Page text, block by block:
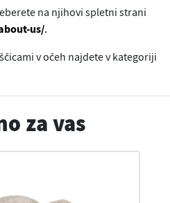
na njihovi spletni strani
us/.
v očeh najdete v kategoriji
za vas